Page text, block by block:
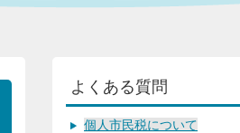
よくある質問
個人市民税について